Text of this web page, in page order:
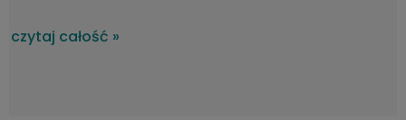
lepszego wyboru niż soul i funk — gatunki stworzone do
ciepłych wieczorów. Dziś proponujemy płyty, które dają
czytaj całość »